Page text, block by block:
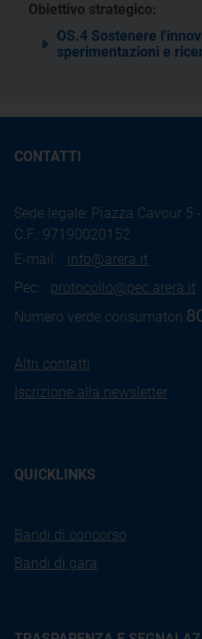
Obiettivo strategico:
OS.4 Sostenere
sperimentazioni e
CONTATTI
Sede legale: Piazza Cavour 5
C.F.: 97190020152
E-mail: info@arera.it
Pec: protocollo@pec.arera.it
Numero verde consumatori:
Altri contatti
Iscrizione alla newsletter
QUICKLINKS
Bandi di concorso
Bandi di gara